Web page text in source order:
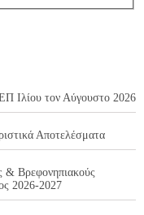
Ιλίου τον Αύγουστο 2026
Αποτελέσματα
& Βρεφονηπιακούς
2026-2027